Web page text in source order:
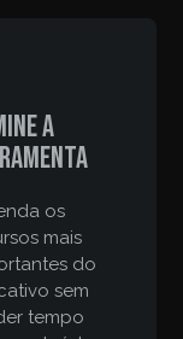
a
os
mais
do
sem
tempo